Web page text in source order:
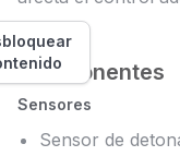
Componentes
Sensores
Sensor de